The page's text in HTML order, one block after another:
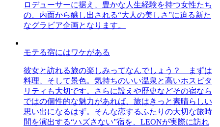
ロデューサーに据え、豊かな人生経験を持つ女性たち
の、内面から醸し出される“大人の美しさ”に迫る新た
なグラビア企画となります。
モテる宿にはワケがある
彼女と訪れる旅の楽しみってなんでしょう？ まずは
料理、そして景色。気持ちのいい温泉と高いホスピタ
リティも大切です。さらに設えや歴史などその宿なら
ではの個性的な魅力があれば、旅はきっと素晴らしい
思い出になるはず。そんな恋するふたりの大切な旅時
間を演出する“ハズさない”宿を、LEONが実際に訪れ